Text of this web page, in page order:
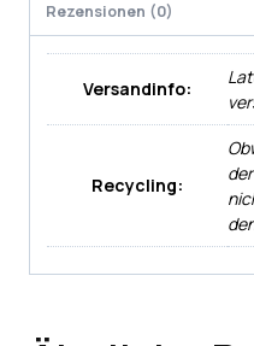
Rezensionen (0)
Versandinfo:
Recycling: